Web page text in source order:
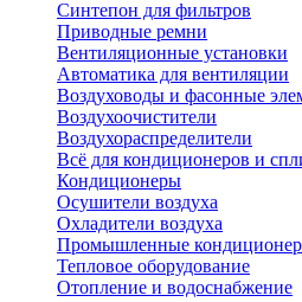
Синтепон для фильтров
Приводные ремни
Вентиляционные установки
Автоматика для вентиляции
Воздуховоды и фасонные
Воздухоочистители
Воздухораспределители
Всё для кондиционеров и
Кондиционеры
Осушители воздуха
Охладители воздуха
Промышленные
Тепловое оборудование
Отопление и водоснабжение